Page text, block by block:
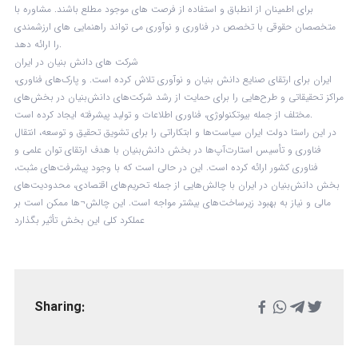
برای اطمینان از انطباق و استفاده از فرصت های موجود مطلع باشند. مشاوره با
متخصصان حقوقی با تخصص در فناوری و نوآوری می تواند راهنمایی های ارزشمندی
را ارائه دهد.
شرکت های دانش بنیان در ایران
ایران برای ارتقای صنایع دانش بنیان و نوآوری تلاش کرده است. و پارک‌های فناوری،
مراکز تحقیقاتی و طرح‌هایی را برای حمایت از رشد شرکت‌های دانش‌بنیان در بخش‌های
مختلف از جمله بیوتکنولوژی، فناوری اطلاعات و تولید پیشرفته ایجاد کرده است.
در این راستا دولت ایران سیاست‌ها و ابتکاراتی را برای تشویق تحقیق و توسعه، انتقال
فناوری و تأسیس استارت‌آپ‌ها در بخش دانش‌بنیان با هدف ارتقای توان علمی و
فناوری کشور ارائه کرده است. این در حالی است که با وجود پیشرفت‌های مثبت،
بخش دانش‌بنیان در ایران با چالش‌هایی از جمله تحریم‌های اقتصادی، محدودیت‌های
مالی و نیاز به بهبود زیرساخت‌های بیشتر مواجه است. این چالش¬ها ممکن است بر
عملکرد کلی این بخش تأثیر بگذارد
Sharing: